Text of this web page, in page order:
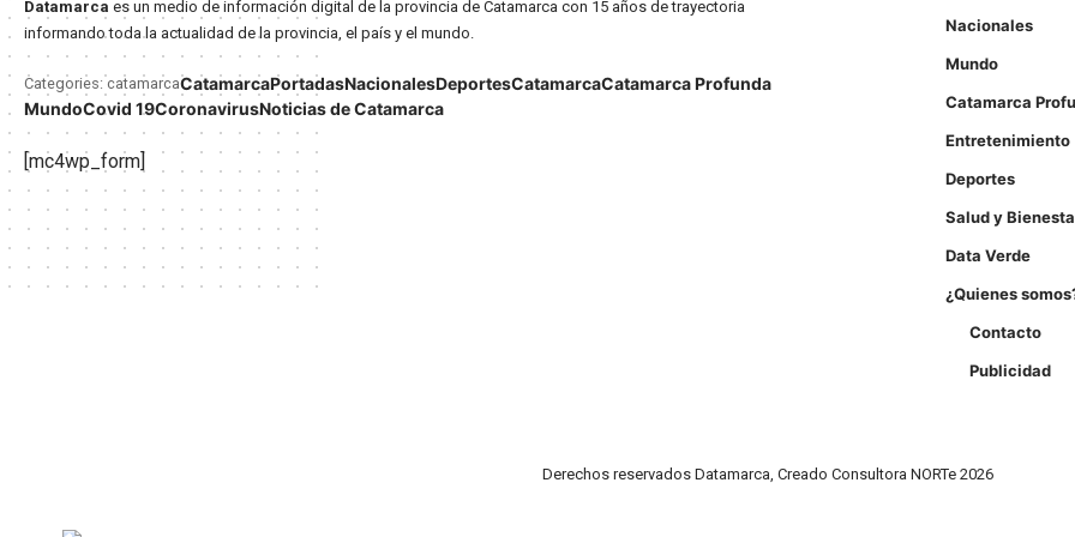
Datamarca es un medio de información digital de la provincia de Catamarca con 15 años de trayectoria
informando toda la actualidad de la provincia, el país y el mundo.
Categories: catamarcaCatamarcaPortadasNacionalesDeportesCatamarcaCatamarca Profunda
MundoCovid 19CoronavirusNoticias de Catamarca
[mc4wp_form]
Nacionales
Mundo
Catamarca
Entretenimiento
Deportes
Salud y
Data Verde
¿Quienes
Contacto
Publicidad
Derechos reservados Datamarca, Creado Consultora NORTe 2026